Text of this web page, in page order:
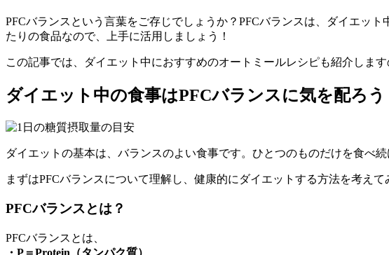
PFCバランスという言葉をご存じでしょうか？PFCバランスは、ダイエッ
たりの食品なので、上手に活用しましょう！
この記事では、ダイエット中におすすめのオートミールレシピも紹介しま
ダイエット中の食事はPFCバランスに気を配ろう
ダイエットの基本は、バランスのよい食事です。ひとつのものだけを食べ
まずはPFCバランスについて理解し、健康的にダイエットする方法を考えて
PFCバランスとは？
PFCバランスとは、
・P＝Protein（タンパク質）